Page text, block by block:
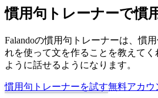
慣用句トレーナーで慣
Falandoの慣用句トレーナーは、慣
れを使って文を作ることを教えて
ように話せるようになります。
慣用句トレーナーを試す無料アカウ